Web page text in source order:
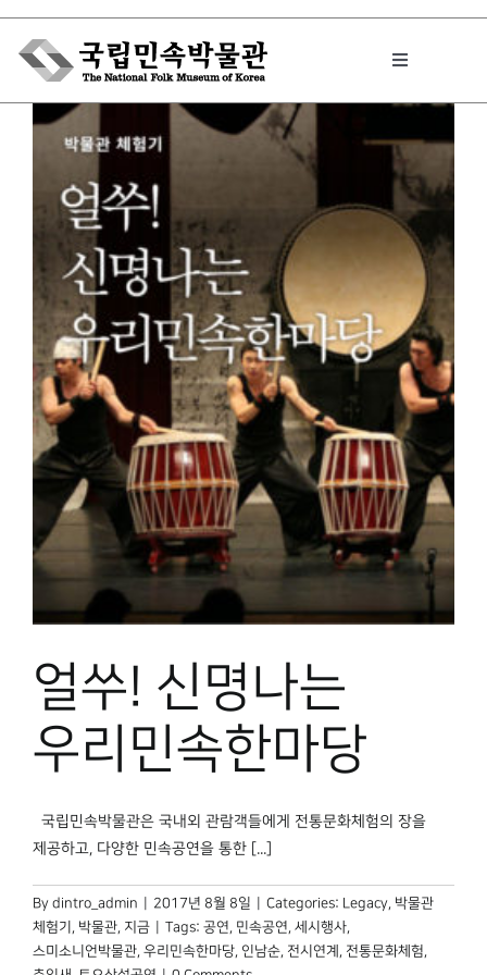
Skip
content
Toggle
박물관에서는
민속이야기
민속 인사이드
원문보기 PDF
박물관 홈페이지
얼쑤! 신명나는
우리민속한마당
국립민속박물관은 국내외 관람객들에게 전통문화체험의 장을
제공하고, 다양한 민속공연을 통한 [...]
By dintro_admin 2017년 8월 8일 Categories: Legacy, 박물관
체험기 , 박물관, 지금 Tags: 공연, 민속공연, 세시행사,
스미소니언박물관, 우리민속한마당, 인남순, 전시연계 , 전통문화체험,